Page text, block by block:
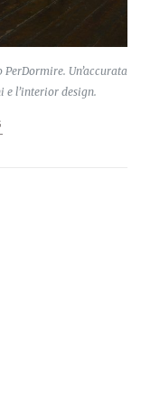
Un’accurata
l’interior design.